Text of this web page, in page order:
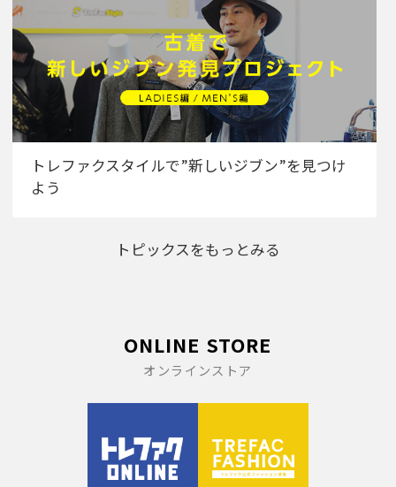
トレファクスタイルで”新しいジブン”を見つけ
よう
トピックスをもっとみる
ONLINE STORE
オンラインストア